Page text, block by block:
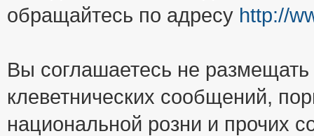
обращайтесь по адресу http://
Вы соглашаетесь не
клеветнических сообщений,
национальной розни и прочих